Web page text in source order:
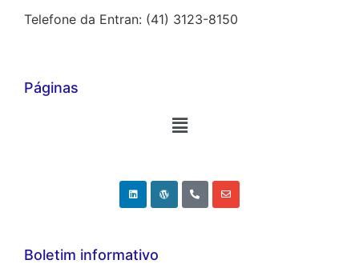
Telefone da Entran: (41) 3123-8150
Páginas
Boletim informativo